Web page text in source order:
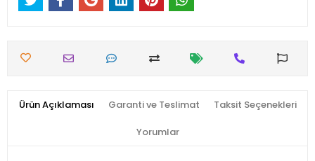
Ürün Açıklaması Garanti ve Teslimat Taksit Seçenekleri
Yorumlar